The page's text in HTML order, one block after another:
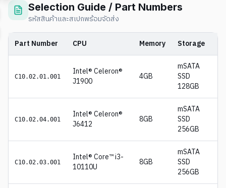
Selection Guide / Part Numbers
รหัสสินค้าและสเปกพร้อมจัดส่ง
Part Number CPU Memory Storage
C10.02.01.001
Intel® Celeron®
J1900
4GB
mSATA
SSD
128GB
C10.02.04.001
Intel® Celeron®
J6412
8GB
mSATA
SSD
256GB
C10.02.03.001
Intel® Core™ i3-
10110U
8GB
mSATA
SSD
256GB